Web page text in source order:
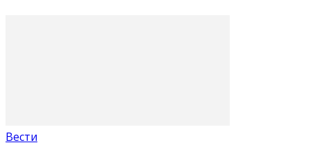
Вести